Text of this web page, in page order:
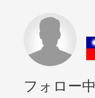
フォロー中